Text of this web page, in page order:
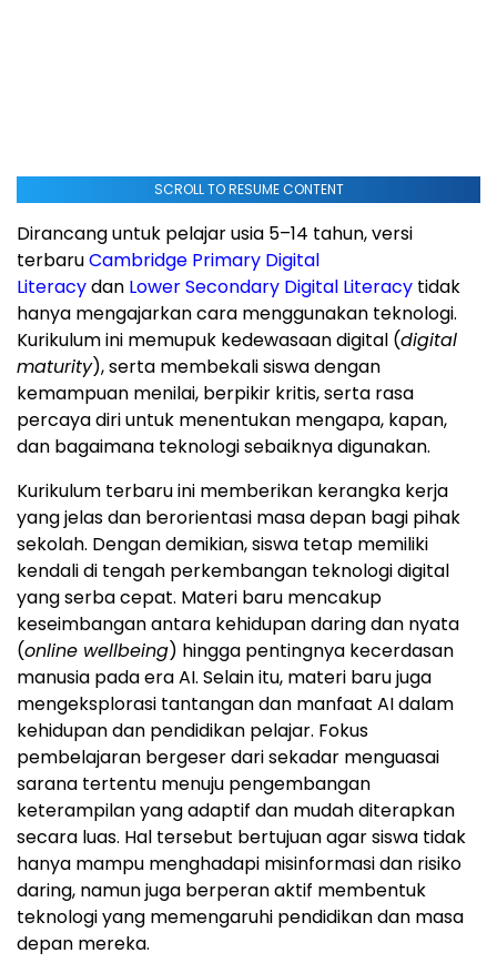
SCROLL TO RESUME CONTENT
Dirancang untuk pelajar usia 5–14 tahun, versi
terbaruCambridge Primary Digital
Literacydan Lower Secondary Digital Literacy tidak
hanya mengajarkan cara menggunakan teknologi.
Kurikulum ini memupuk kedewasaan digital (digital
maturity), serta membekali siswa dengan
kemampuan menilai, berpikir kritis, serta rasa
percaya diri untuk menentukan mengapa, kapan,
dan bagaimana teknologi sebaiknya digunakan.
Kurikulum terbaru ini memberikan kerangka kerja
yang jelas dan berorientasi masa depan bagi pihak
sekolah. Dengan demikian, siswa tetap memiliki
kendali di tengah perkembangan teknologi digital
yang serba cepat. Materi baru mencakup
keseimbangan antara kehidupan daring dan nyata
(online wellbeing) hingga pentingnya kecerdasan
manusia pada era AI. Selain itu, materi baru juga
mengeksplorasi tantangan dan manfaat AI dalam
kehidupan dan pendidikan pelajar. Fokus
pembelajaran bergeser dari sekadar menguasai
sarana tertentu menuju pengembangan
keterampilan yang adaptif dan mudah diterapkan
secara luas. Hal tersebut bertujuan agar siswa tidak
hanya mampu menghadapi misinformasi dan risiko
daring, namun juga berperan aktif membentuk
teknologi yang memengaruhi pendidikan dan masa
depan mereka.